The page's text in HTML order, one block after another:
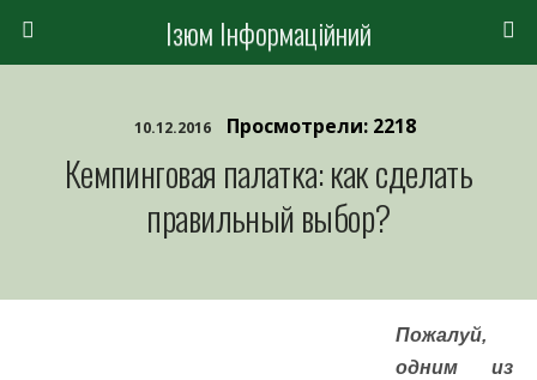
Ізюм Інформаційний
10.12.2016 Просмотрели: 2218
Кемпинговая палатка: как сделать
правильный выбор?
Пожалуй,
одним из